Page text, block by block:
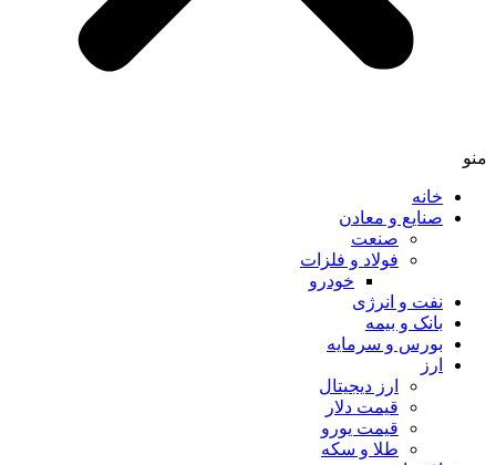
خانه
صنایع و معادن
صنعت
فولاد و فلزات
خودرو
نفت و انرژی
بانک و بیمه
بورس و سرمایه
ارز دیجیتال
قیمت دلار
قیمت یورو
طلا و سکه